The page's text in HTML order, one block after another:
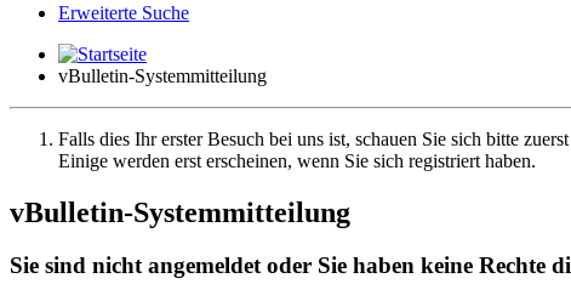
Erweiterte Suche
vBulletin-Systemmitteilung
Falls dies Ihr erster Besuch bei uns ist, schauen Sie sich bitte
Einige werden erst erscheinen, wenn Sie sich registriert haben.
vBulletin-Systemmitteilung
Sie sind nicht angemeldet oder Sie haben keine Rechte